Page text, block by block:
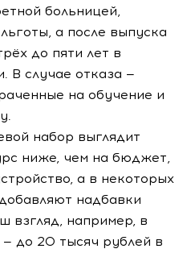
больницей,
а после выпуска
до пяти лет в
В случае отказа —
на обучение и
набор выглядит
ниже, чем на бюджет,
а в некоторых
надбавки
взгляд, например, в
до 20 тысяч рублей в